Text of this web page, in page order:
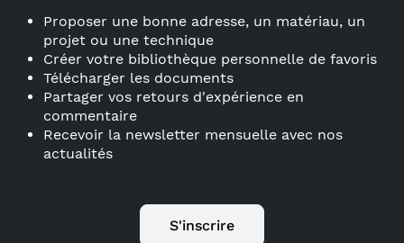
Proposer une bonne adresse, un matériau, un
projet ou une technique
Créer votre bibliothèque personnelle de favoris
Télécharger les documents
Partager vos retours d'expérience en
commentaire
Recevoir la newsletter mensuelle avec nos
actualités
S'inscrire